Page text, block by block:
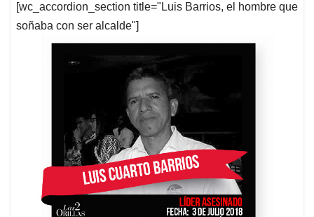
[wc_accordion_section title="Luis Barrios, el hombre que
soñaba con ser alcalde"]